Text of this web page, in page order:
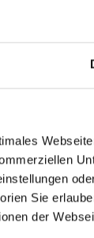
Sie
der
Normalfall